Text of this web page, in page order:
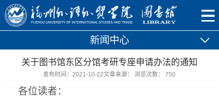
新闻中心
关于图书馆东区分馆考研专座申请办法的通知
发布时间：2021-10-22文章来源：浏览次数：750
各位读者：